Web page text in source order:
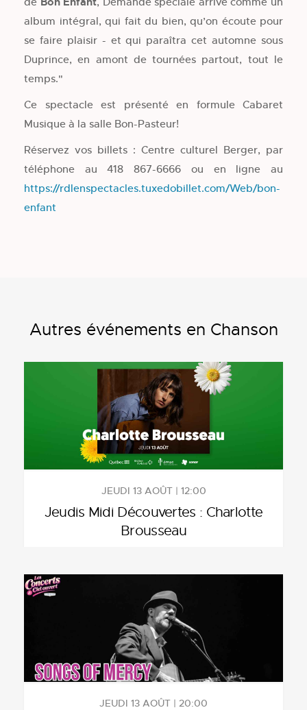
album intégral, qui fait du bien, qu’on écoute pour
se faire plaisir - et qui paraîtra cet automne sous
Duprince, en amont de tournées partout, tout le
temps."
Ce spectacle est présenté en formule Cabaret
Musique à la salle Bon-Pasteur!
Réservez vos billets : Centre culturel Berger, par
téléphone au 418 867-6666 ou en ligne au
https://rdlenspectacles.tuxedobillet.com/Web/bon-
enfant
Autres événements en Chanson
JEUDI 13 AOÛT | 12:00
Jeudis Midi Découvertes : Charlotte
Brousseau
JEUDI 13 AOÛT | 20:00